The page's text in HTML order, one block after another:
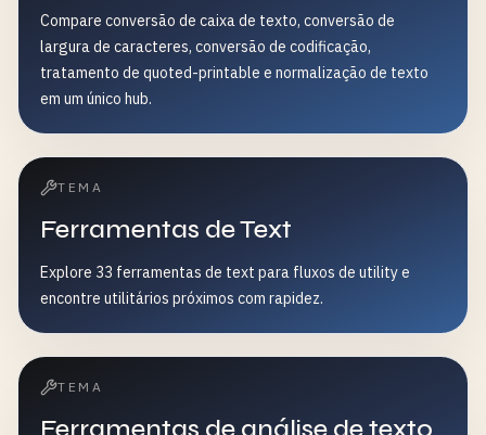
Compare conversão de caixa de texto, conversão de
largura de caracteres, conversão de codificação,
tratamento de quoted-printable e normalização de texto
em um único hub.
TEMA
Ferramentas de Text
Explore 33 ferramentas de text para fluxos de utility e
encontre utilitários próximos com rapidez.
TEMA